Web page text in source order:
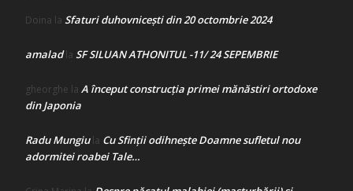
Doina la Sfaturi duhovnicești din 20 octombrie 2024
amaladla SF SILUAN ATHONITUL -11/ 24 SEPEMBRIE
gheorghe la A început construcţia primei mănăstiri ortodoxe
din Japonia
Radu Mungiula Cu Sfinții odihnește Doamne sufletul nou
adormitei roabei Tale…